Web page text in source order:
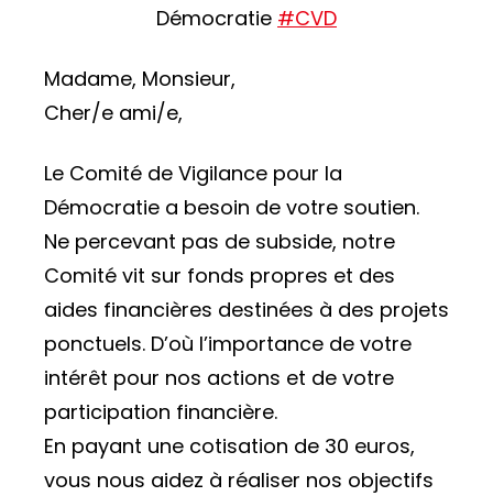
Démocratie #CVD
Madame, Monsieur,
Cher/e ami/e,
Le Comité de Vigilance pour la
Démocratie a besoin de votre soutien.
Ne percevant pas de subside, notre
Comité vit sur fonds propres et des
aides financières destinées à des projets
ponctuels. D’où l’importance de votre
intérêt pour nos actions et de votre
participation financière.
En payant une cotisation de 30 euros,
vous nous aidez à réaliser nos objectifs